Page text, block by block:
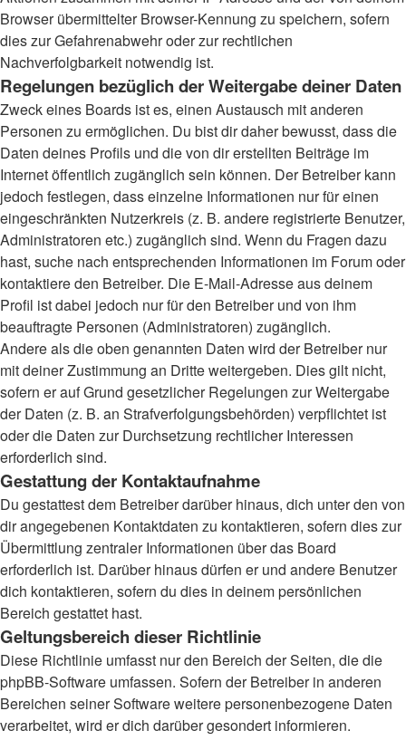
Browser übermittelter Browser-Kennung zu speichern, sofern
dies zur Gefahrenabwehr oder zur rechtlichen
Nachverfolgbarkeit notwendig ist.
Regelungen bezüglich der Weitergabe deiner Daten
Zweck eines Boards ist es, einen Austausch mit anderen
Personen zu ermöglichen. Du bist dir daher bewusst, dass die
Daten deines Profils und die von dir erstellten Beiträge im
Internet öffentlich zugänglich sein können. Der Betreiber kann
jedoch festlegen, dass einzelne Informationen nur für einen
eingeschränkten Nutzerkreis (z. B. andere registrierte Benutzer,
Administratoren etc.) zugänglich sind. Wenn du Fragen dazu
hast, suche nach entsprechenden Informationen im Forum oder
kontaktiere den Betreiber. Die E-Mail-Adresse aus deinem
Profil ist dabei jedoch nur für den Betreiber und von ihm
beauftragte Personen (Administratoren) zugänglich.
Andere als die oben genannten Daten wird der Betreiber nur
mit deiner Zustimmung an Dritte weitergeben. Dies gilt nicht,
sofern er auf Grund gesetzlicher Regelungen zur Weitergabe
der Daten (z. B. an Strafverfolgungsbehörden) verpflichtet ist
oder die Daten zur Durchsetzung rechtlicher Interessen
erforderlich sind.
Gestattung der Kontaktaufnahme
Du gestattest dem Betreiber darüber hinaus, dich unter den von
dir angegebenen Kontaktdaten zu kontaktieren, sofern dies zur
Übermittlung zentraler Informationen über das Board
erforderlich ist. Darüber hinaus dürfen er und andere Benutzer
dich kontaktieren, sofern du dies in deinem persönlichen
Bereich gestattet hast.
Geltungsbereich dieser Richtlinie
Diese Richtlinie umfasst nur den Bereich der Seiten, die die
phpBB-Software umfassen. Sofern der Betreiber in anderen
Bereichen seiner Software weitere personenbezogene Daten
verarbeitet, wird er dich darüber gesondert informieren.